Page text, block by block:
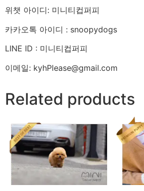
위챗 아이디: 미니티컵퍼피
카카오톡 아이디 : snoopydogs
LINE ID : 미니티컵퍼피
이메일: kyhPlease@gmail.com
Related products